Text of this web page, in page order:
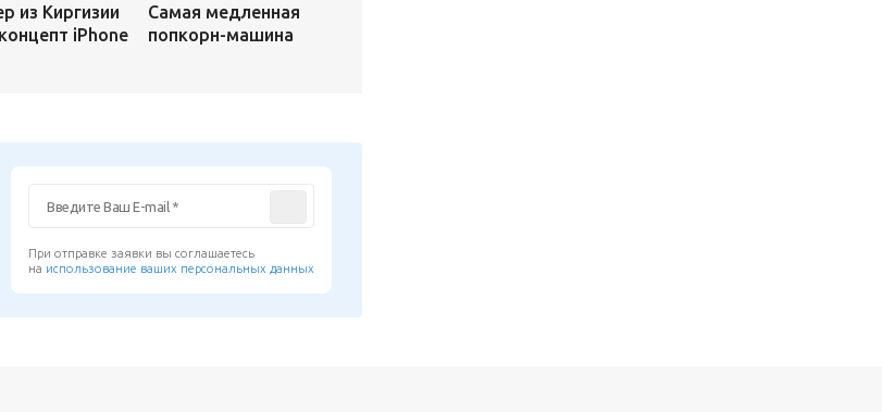
из Киргизии
iPhone
Самая медленная
попкорн-машина
При отправке заявки вы соглашаетесь
на использование ваших персональных данных